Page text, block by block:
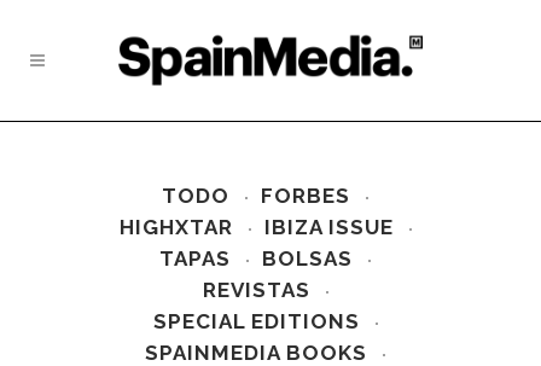
TODO
FORBES
HIGHXTAR
IBIZA ISSUE
TAPAS
BOLSAS
REVISTAS
SPECIAL EDITIONS
SPAINMEDIA BOOKS